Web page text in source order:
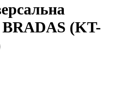
BRADAS (KT-